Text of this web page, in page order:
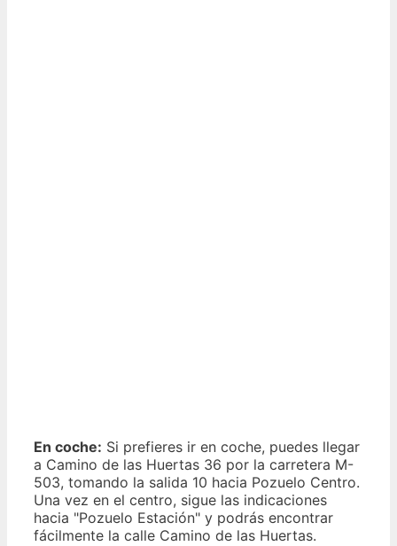
En coche: Si prefieres ir en coche, puedes llegar
a Camino de las Huertas 36 por la carretera M-
503, tomando la salida 10 hacia Pozuelo Centro.
Una vez en el centro, sigue las indicaciones
hacia "Pozuelo Estación" y podrás encontrar
fácilmente la calle Camino de las Huertas.